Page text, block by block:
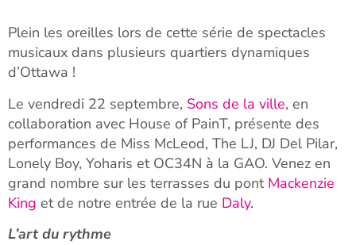
Plein les oreilles lors de cette série de spectacles
musicaux dans plusieurs quartiers dynamiques
d’Ottawa !
Le vendredi 22 septembre, Sons de la ville, en
collaboration avec House of PainT, présente des
performances de Miss McLeod, The LJ, DJ Del Pilar,
Lonely Boy, Yoharis et OC34N à la GAO. Venez en
grand nombre sur les terrasses du pont Mackenzie
King et de notre entrée de la rue Daly.
L’art du rythme